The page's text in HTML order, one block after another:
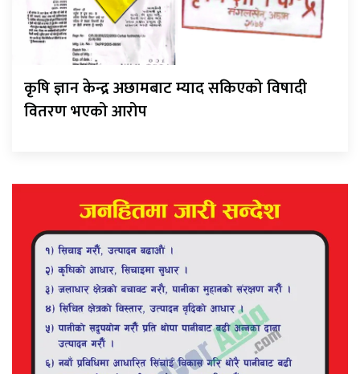
कृषि ज्ञान केन्द्र अछामबाट म्याद सकिएको विषादी
वितरण भएको आरोप